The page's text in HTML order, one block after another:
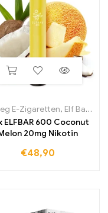
E-Zigaretten, Elf Bar 600
ELFBAR 600 Coconut
20mg Nikotin
€48,90